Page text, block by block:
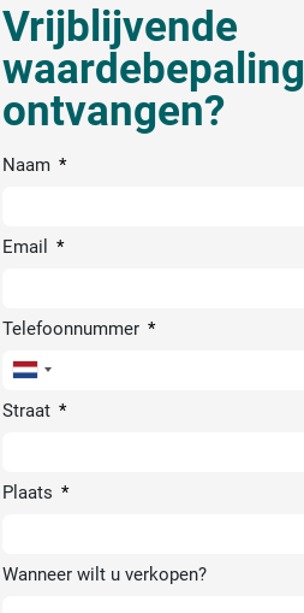
Vrijblijvende
waardebepaling
ontvangen?
Naam
Email
Telefoonnummer
Netherlands
+31
Straat
Plaats
Wanneer wilt u verkopen?